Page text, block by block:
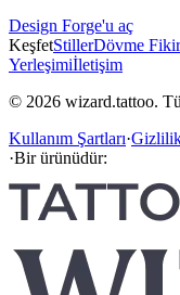
Design Forge'u aç
KeşfetStillerDövme
Yerleşimiİletişim
© 2026 wizard.tattoo.
Kullanım Şartları·
·Bir ürünüdür: